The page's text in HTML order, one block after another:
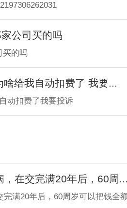
公司买的吗
买的吗
给我自动扣费了 我要...
动扣费了我要投诉
在交完满20年后，60周...
满20年后，60周岁可以把钱全